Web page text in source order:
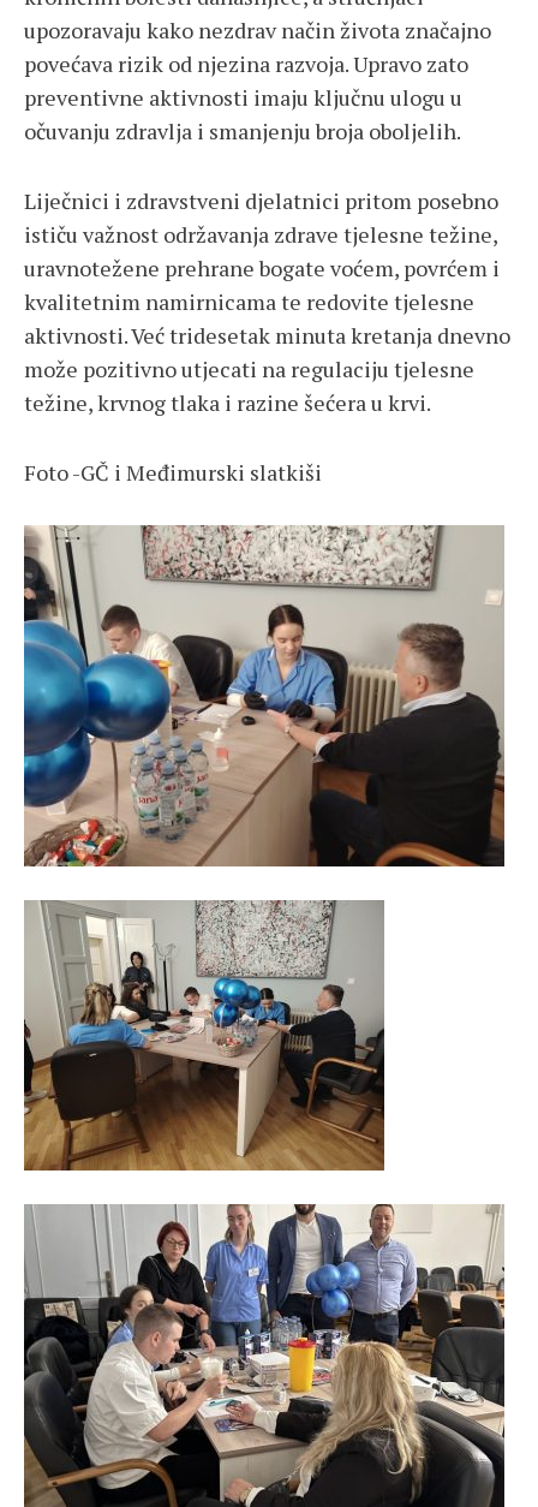
upozoravaju kako nezdrav način života značajno
povećava rizik od njezina razvoja. Upravo zato
preventivne aktivnosti imaju ključnu ulogu u
očuvanju zdravlja i smanjenju broja oboljelih.
Liječnici i zdravstveni djelatnici pritom posebno
ističu važnost održavanja zdrave tjelesne težine,
uravnotežene prehrane bogate voćem, povrćem i
kvalitetnim namirnicama te redovite tjelesne
aktivnosti. Već tridesetak minuta kretanja dnevno
može pozitivno utjecati na regulaciju tjelesne
težine, krvnog tlaka i razine šećera u krvi.
Foto -GČ i Međimurski slatkiši